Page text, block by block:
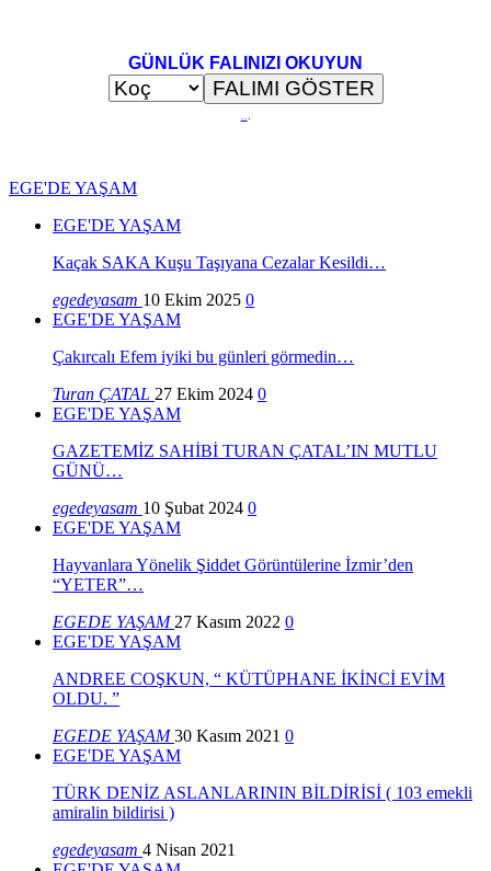
GÜNLÜK FALINIZI OKUYUN
...
EGE'DE YAŞAM
EGE'DE YAŞAM
Kaçak SAKA Kuşu Taşıyana Cezalar Kesildi…
egedeyasam 10 Ekim 2025 0
EGE'DE YAŞAM
Çakırcalı Efem iyiki bu günleri görmedin…
Turan ÇATAL 27 Ekim 2024 0
EGE'DE YAŞAM
GAZETEMİZ SAHİBİ TURAN ÇATAL’IN MUTLU
GÜNÜ…
egedeyasam 10 Şubat 2024 0
EGE'DE YAŞAM
Hayvanlara Yönelik Şiddet Görüntülerine İzmir’den
“YETER”…
EGEDE YAŞAM 27 Kasım 2022 0
EGE'DE YAŞAM
ANDREE COŞKUN, “ KÜTÜPHANE İKİNCİ EVİM
OLDU. ”
EGEDE YAŞAM30 Kasım 2021 0
EGE'DE YAŞAM
TÜRK DENİZ ASLANLARININ BİLDİRİSİ ( 103 emekli
amiralin bildirisi )
egedeyasam 4 Nisan 2021